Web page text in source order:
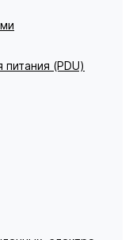
(PDU)